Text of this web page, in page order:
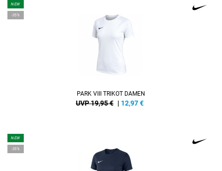
NEW
-35%
PARK VIII TRIKOT DAMEN
UVP 19,95 € | 12,97€
NEW
-35%